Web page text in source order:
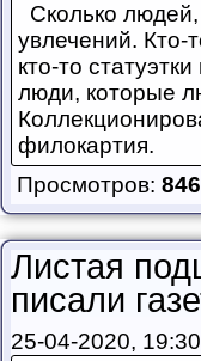
Сколько
увлечений. Кто-
кто-то
люди, которые
филокартия.
Просмотров: 846
Листая
писали
25-04-2020, 19:30